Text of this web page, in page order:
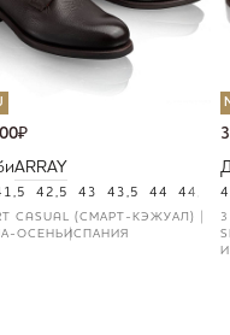
44,5 46
₽
ARRAY
42,5 43 43,5 44 44,5
CASUAL (СМАРТ-КЭЖУАЛ)
ОСЕНЬИСПАНИЯ